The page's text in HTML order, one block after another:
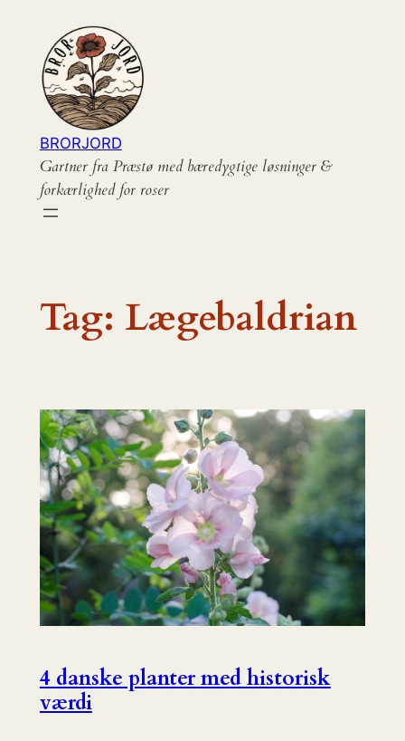
indhold
BRORJORD
Gartner fra Præstø med bæredygtige løsninger &
forkærlighed for roser
Tag: Lægebaldrian
4 danske planter med historisk
værdi